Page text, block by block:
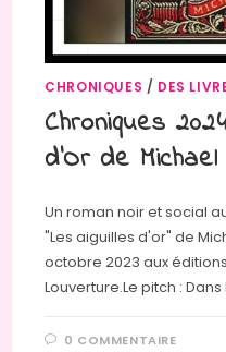
CHRONIQUES / DES
Chroniques
d’Or de
Un roman noir et social
"Les aiguilles d'or" de
octobre 2023 aux
Louverture.Le pitch :
0 COMMENTAIRE